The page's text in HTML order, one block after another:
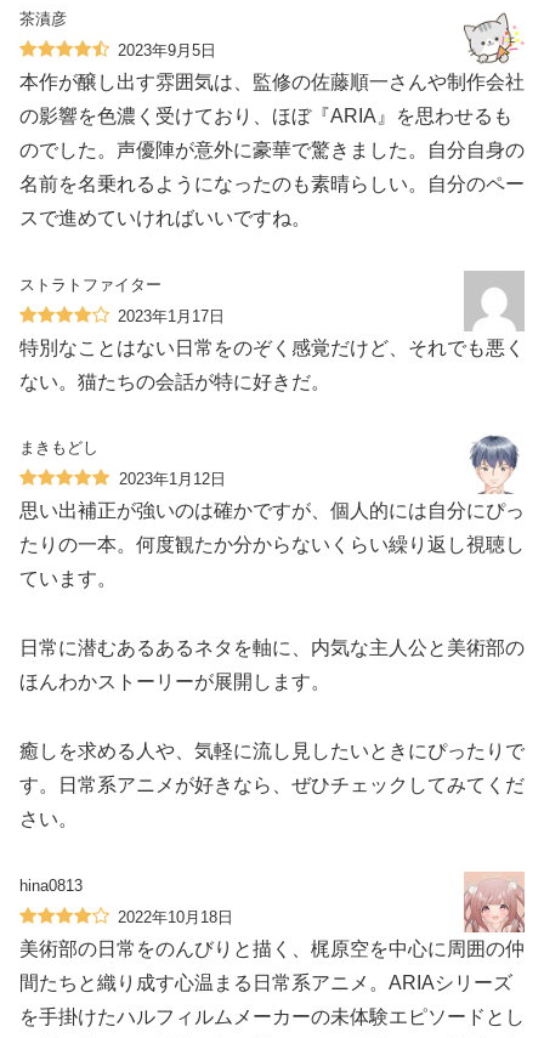
茶漬彦
2023年9月5日
本作が醸し出す雰囲気は、監修の佐藤順一さんや制作会社
の影響を色濃く受けており、ほぼ『ARIA』を思わせるも
のでした。声優陣が意外に豪華で驚きました。自分自身の
名前を名乗れるようになったのも素晴らしい。自分のペー
スで進めていければいいですね。
ストラトファイター
2023年1月17日
特別なことはない日常をのぞく感覚だけど、それでも悪く
ない。猫たちの会話が特に好きだ。
まきもどし
2023年1月12日
思い出補正が強いのは確かですが、個人的には自分にぴっ
たりの一本。何度観たか分からないくらい繰り返し視聴し
ています。
日常に潜むあるあるネタを軸に、内気な主人公と美術部の
ほんわかストーリーが展開します。
癒しを求める人や、気軽に流し見したいときにぴったりで
す。日常系アニメが好きなら、ぜひチェックしてみてくだ
さい。
hina0813
2022年10月18日
美術部の日常をのんびりと描く、梶原空を中心に周囲の仲
間たちと織り成す心温まる日常系アニメ。ARIAシリーズ
を手掛けたハルフィルムメーカーの未体験エピソードとし